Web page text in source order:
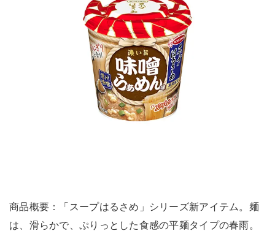
商品概要：「スープはるさめ」シリーズ新アイテム。麺
は、滑らかで、ぷりっとした食感の平麺タイプの春雨。